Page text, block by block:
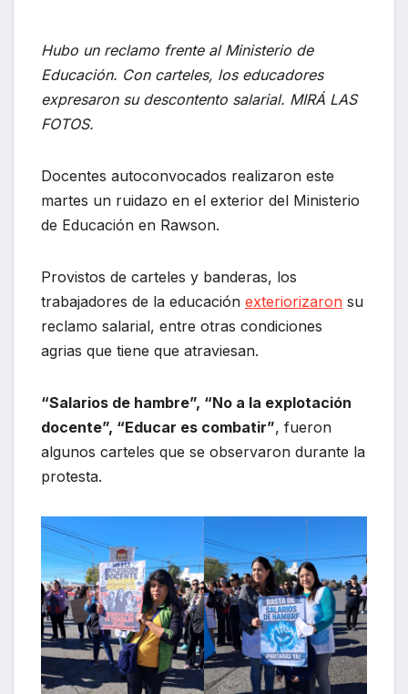
Hubo un reclamo frente al Ministerio de
Educación. Con carteles, los educadores
expresaron su descontento salarial. MIRÁ LAS
FOTOS.
Docentes autoconvocados realizaron este
martes un ruidazo en el exterior del Ministerio
de Educación en Rawson.
Provistos de carteles y banderas, los
trabajadores de la educación exteriorizaron su
reclamo salarial, entre otras condiciones
agrias que tiene que atraviesan.
“Salarios de hambre”, “No a la explotación
docente”, “Educar es combatir”, fueron
algunos carteles que se observaron durante la
protesta.